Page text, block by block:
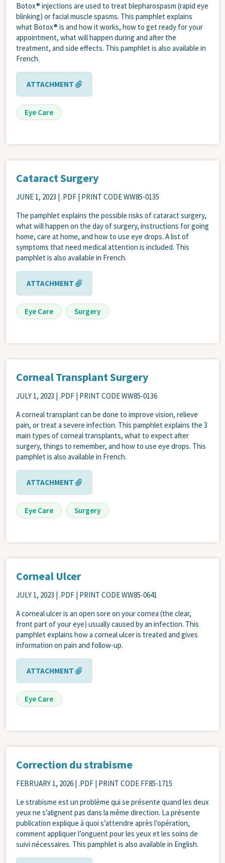
Botox® injections are used to treat blepharospasm (rapid eye
blinking) or facial muscle spasms. This pamphlet explains
what Botox® is and how it works, how to get ready for your
appointment, what will happen during and after the
treatment, and side effects. This pamphlet is also available in
French.
ATTACHMENT
Eye Care
Cataract Surgery
JUNE 1, 2023 | .PDF | PRINT CODE WW85-0135
The pamphlet explains the possible risks of cataract surgery,
what will happen on the day of surgery, instructions for going
home, care at home, and how to use eye drops. A list of
symptoms that need medical attention is included. This
pamphlet is also available in French.
ATTACHMENT
Eye Care Surgery
Corneal Transplant Surgery
JULY 1, 2023 | .PDF | PRINT CODE WW85-0136
A corneal transplant can be done to improve vision, relieve
pain, or treat a severe infection. This pamphlet explains the 3
main types of corneal transplants, what to expect after
surgery, things to remember, and how to use eye drops. This
pamphlet is also available in French.
ATTACHMENT
Eye Care Surgery
Corneal Ulcer
JULY 1, 2023 | .PDF | PRINT CODE WW85-0641
A corneal ulcer is an open sore on your cornea (the clear,
front part of your eye) usually caused by an infection. This
pamphlet explains how a corneal ulcer is treated and gives
information on pain and follow-up.
ATTACHMENT
Eye Care
Correction du strabisme
FEBRUARY 1, 2026 | .PDF | PRINT CODE FF85-1715
Le strabisme est un problème qui se présente quand les deux
yeux ne s’alignent pas dans la même direction. La présente
publication explique à quoi s’attendre après l’opération,
comment appliquer l’onguent pour les yeux et les soins de
suivi nécessaires. This pamphlet is also available in English.